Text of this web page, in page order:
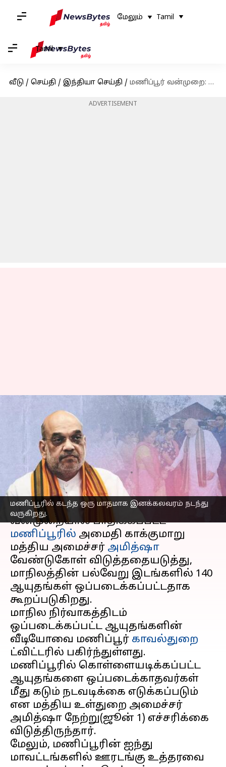
மேலும் Tamil
Tamil
வீடு / செய்தி / இந்தியா செய்தி / மணிப்பூர் வன்முறை: 140 ஆயுதங்கள் மாநில நிர்வாகத்திடம் ஒப்படைக்கப்பட்டது
ADVERTISEMENT
மணிப்பூரில் கடந்த ஒரு மாதமாக இனக்கலவரம் நடந்து
வருகிறது.
மணிப்பூர் வன்முறை: 140
ஆயுதங்கள் மாநில
நிர்வாகத்திடம்
ஒப்படைக்கப்பட்டது
எழுதியவர் Sindhuja SM Jun 02, 2023
செய்தி முன்னோட்டம்
வன்முறையால் பாதிக்கப்பட்ட
மணிப்பூரில் அமைதி காக்குமாறு
மத்திய அமைச்சர் அமித்ஷா
வேண்டுகோள் விடுத்ததையடுத்து,
மாநிலத்தின் பல்வேறு இடங்களில் 140
ஆயுதங்கள் ஒப்படைக்கப்பட்டதாக
கூறப்படுகிறது.
மாநில நிர்வாகத்திடம்
ஒப்படைக்கப்பட்ட ஆயுதங்களின்
வீடியோவை மணிப்பூர் காவல்துறை
ட்விட்டரில் பகிர்ந்துள்ளது.
மணிப்பூரில் கொள்ளையடிக்கப்பட்ட
ஆயுதங்களை ஒப்படைக்காதவர்கள்
மீது கடும் நடவடிக்கை எடுக்கப்படும்
என மத்திய உள்துறை அமைச்சர்
அமித்ஷா நேற்று(ஜூன் 1) எச்சரிக்கை
விடுத்திருந்தார்.
மேலும், மணிப்பூரின் ஐந்து
மாவட்டங்களில் ஊரடங்கு உத்தரவை